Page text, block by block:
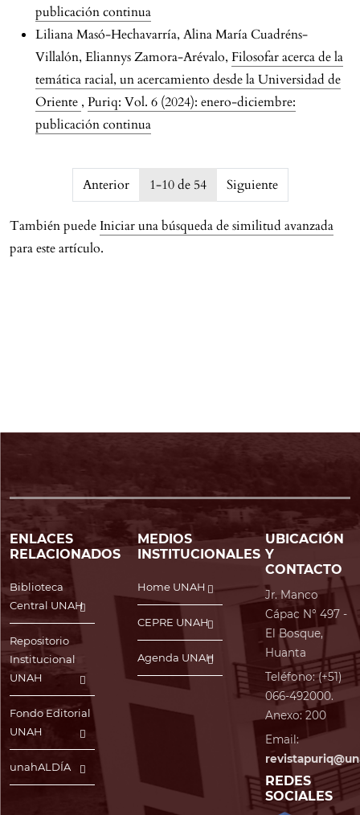
publicación continua
Liliana Masó-Hechavarría, Alina María Cuadréns-
Villalón, Eliannys Zamora-Arévalo, Filosofar acerca de la
temática racial, un acercamiento desde la Universidad de
Oriente , Puriq: Vol. 6 (2024): enero-diciembre:
publicación continua
issue.pagination6a7457d528bf8
Anterior 1-10 de 54 Siguiente
También puede Iniciar una búsqueda de similitud avanzada
para este artículo.
ENLACES
RELACIONADOS
Biblioteca
Central UNAH
Repositorio
Institucional
UNAH
Fondo Editorial
UNAH
unahALDÍA
MEDIOS
INSTITUCIONALES
Home UNAH
CEPRE UNAH
Agenda UNAH
UBICACIÓN
Y
CONTACTO
Jr. Manco
Cápac N° 497 -
El Bosque,
Huanta
Teléfono: (+51)
066-492000.
Anexo: 200
Email:
REDES
SOCIALES